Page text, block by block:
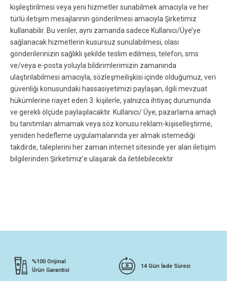
kişileştirilmesi veya yeni hizmetler sunabilmek amacıyla ve her
türlü iletişim mesajlarının gönderilmesi amacıyla Şirketimiz
kullanabilir. Bu veriler, aynı zamanda sadece Kullanıcı/Üye’ye
sağlanacak hizmetlerin kusursuz sunulabilmesi, olası
gönderilerinizin sağlıklı şekilde teslim edilmesi, telefon, sms
ve/veya e-posta yoluyla bildirimlerimizin zamanında
ulaştırılabilmesi amacıyla, sözleşmeilişkisi içinde olduğumuz, veri
güvenliği konusundaki hassasiyetimizi paylaşan, ilgili mevzuat
hükümlerine riayet eden 3. kişilerle, yalnızca ihtiyaç durumunda
ve gerekli ölçüde paylaşılacaktır. Kullanıcı/ Üye, pazarlama amaçlı
bu tanıtımları almamak veya söz konusu reklam-kişiselleştirme,
yeniden hedefleme uygulamalarında yer almak istemediği
takdirde, taleplerini her zaman internet sitesinde yer alan iletişim
bilgilerinden Şirketimiz’e ulaşarak da iletilebilecektir
%100 Orijinal
Ürün Garantisi
14 Gün İade Süresi